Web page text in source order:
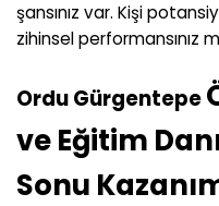
şansınız var. Kişi
zihinsel performansınız
Ordu Gürgentepe
ve Eğitim
Sonu